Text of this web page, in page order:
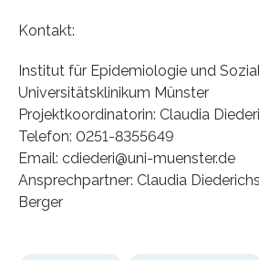
Kontakt:
Institut für Epidemiologie und
Universitätsklinikum Münster
Projektkoordinatorin: Claudia
Telefon: 0251-8355649
Email: cdiederi@uni-muenster.de
Ansprechpartner: Claudia
Berger